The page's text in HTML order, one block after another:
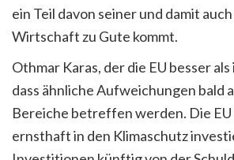
ein Teil davon seiner und damit
Wirtschaft zu Gute kommt.
Othmar Karas, der die EU besser
dass ähnliche Aufweichungen bald
Bereiche betreffen werden. Die EU
ernsthaft in den Klimaschutz